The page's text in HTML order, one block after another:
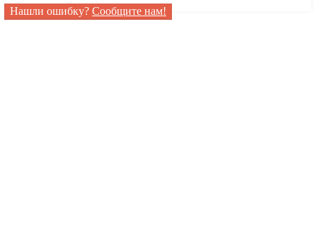
Нашли ошибку? Сообщите нам!